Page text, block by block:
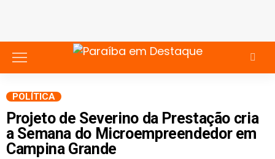
POLÍTICA
Projeto de Severino da Prestação cria
a Semana do Microempreendedor em
Campina Grande